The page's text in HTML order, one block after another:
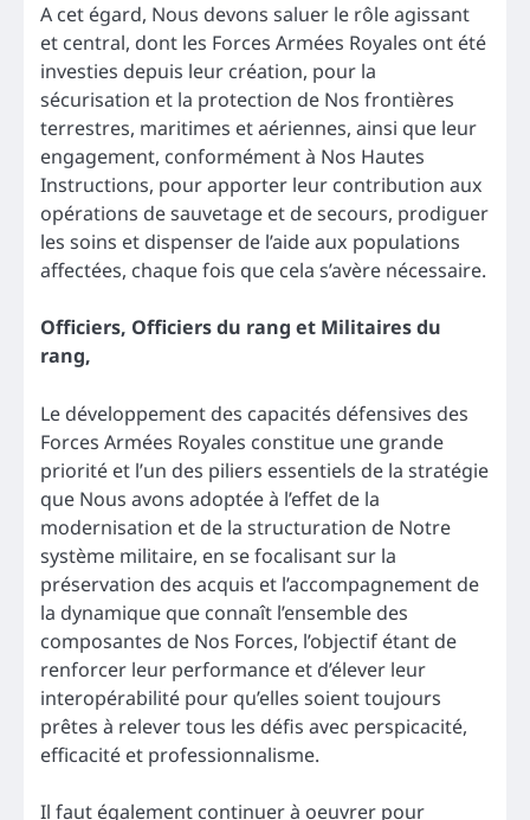
A cet égard, Nous devons saluer le rôle agissant
et central, dont les Forces Armées Royales ont été
investies depuis leur création, pour la
sécurisation et la protection de Nos frontières
terrestres, maritimes et aériennes, ainsi que leur
engagement, conformément à Nos Hautes
Instructions, pour apporter leur contribution aux
opérations de sauvetage et de secours, prodiguer
les soins et dispenser de l’aide aux populations
affectées, chaque fois que cela s’avère nécessaire.
Officiers, Officiers du rang et Militaires du
rang,
Le développement des capacités défensives des
Forces Armées Royales constitue une grande
priorité et l’un des piliers essentiels de la stratégie
que Nous avons adoptée à l’effet de la
modernisation et de la structuration de Notre
système militaire, en se focalisant sur la
préservation des acquis et l’accompagnement de
la dynamique que connaît l’ensemble des
composantes de Nos Forces, l’objectif étant de
renforcer leur performance et d’élever leur
interopérabilité pour qu’elles soient toujours
prêtes à relever tous les défis avec perspicacité,
efficacité et professionnalisme.
Il faut également continuer à oeuvrer pour